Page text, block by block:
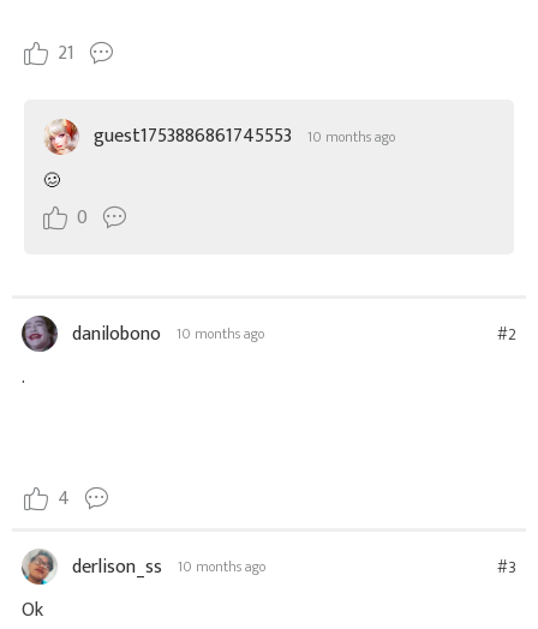
21
guest1753886861745553 10 months ago
🥴
0
danilobono 10 months ago #2
.
4
derlison_ss 10 months ago #3
Ok